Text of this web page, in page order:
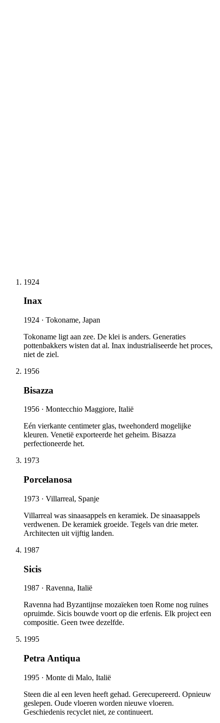
1924
Inax
1924 · Tokoname, Japan
Tokoname ligt aan zee. De klei is anders. Generaties
pottenbakkers wisten dat al. Inax industrialiseerde het proces,
niet de ziel.
1956
Bisazza
1956 · Montecchio Maggiore, Italië
Eén vierkante centimeter glas, tweehonderd mogelijke
kleuren. Venetië exporteerde het geheim. Bisazza
perfectioneerde het.
1973
Porcelanosa
1973 · Villarreal, Spanje
Villarreal was sinaasappels en keramiek. De sinaasappels
verdwenen. De keramiek groeide. Tegels van drie meter.
Architecten uit vijftig landen.
1987
Sicis
1987 · Ravenna, Italië
Ravenna had Byzantijnse mozaïeken toen Rome nog ruïnes
opruimde. Sicis bouwde voort op die erfenis. Elk project een
compositie. Geen twee dezelfde.
1995
Petra Antiqua
1995 · Monte di Malo, Italië
Steen die al een leven heeft gehad. Gerecupereerd. Opnieuw
geslepen. Oude vloeren worden nieuwe vloeren.
Geschiedenis recyclet niet, ze continueert.